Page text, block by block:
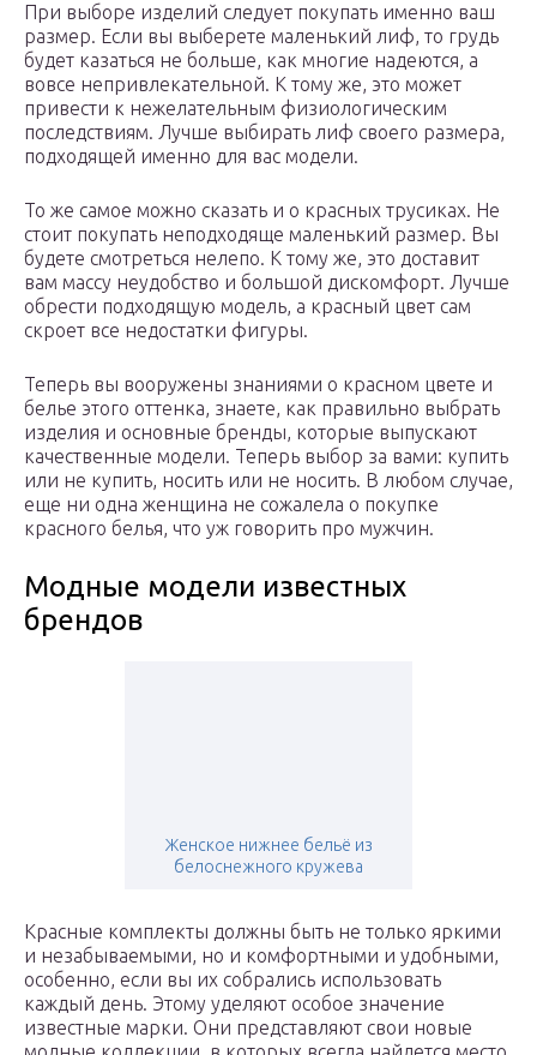
При выборе изделий следует покупать именно ваш
размер. Если вы выберете маленький лиф, то грудь
будет казаться не больше, как многие надеются, а
вовсе непривлекательной. К тому же, это может
привести к нежелательным физиологическим
последствиям. Лучше выбирать лиф своего размера,
подходящей именно для вас модели.
То же самое можно сказать и о красных трусиках. Не
стоит покупать неподходяще маленький размер. Вы
будете смотреться нелепо. К тому же, это доставит
вам массу неудобство и большой дискомфорт. Лучше
обрести подходящую модель, а красный цвет сам
скроет все недостатки фигуры.
Теперь вы вооружены знаниями о красном цвете и
белье этого оттенка, знаете, как правильно выбрать
изделия и основные бренды, которые выпускают
качественные модели. Теперь выбор за вами: купить
или не купить, носить или не носить. В любом случае,
еще ни одна женщина не сожалела о покупке
красного белья, что уж говорить про мужчин.
Модные модели известных
брендов
Женское нижнее бельё из
белоснежного кружева
Красные комплекты должны быть не только яркими
и незабываемыми, но и комфортными и удобными,
особенно, если вы их собрались использовать
каждый день. Этому уделяют особое значение
известные марки. Они представляют свои новые